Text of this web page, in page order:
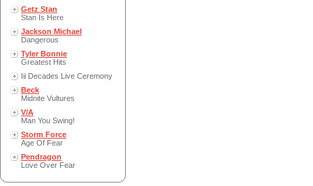
Getz Stan
Stan Is Here
Jackson Michael
Dangerous
Tyler Bonnie
Greatest Hits
Iii Decades Live Ceremony
Beck
Midnite Vultures
V/A
Man You Swing!
Storm Force
Age Of Fear
Pendragon
Love Over Fear